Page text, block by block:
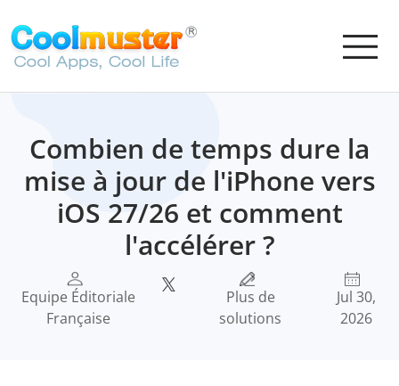
Combien de temps dure la
mise à jour de l'iPhone vers
iOS 27/26 et comment
l'accélérer ?
Equipe Éditoriale
Française
Plus de
solutions
Jul 30,
2026